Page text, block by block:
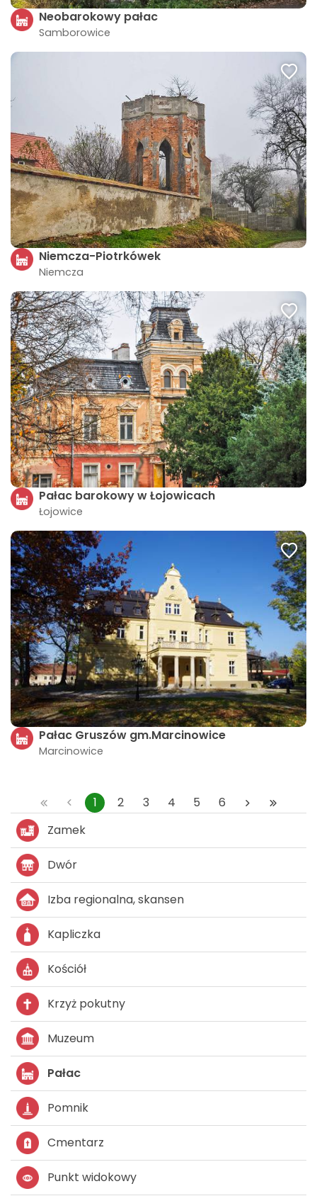
Neobarokowy pałac
Samborowice
Niemcza-Piotrkówek
Niemcza
Pałac barokowy w Łojowicach
Łojowice
Pałac Gruszów gm.Marcinowice
Marcinowice
1 2 3 4 5
6
Zamek
Dwór
Izba regionalna, skansen
Kapliczka
Kościół
Krzyż pokutny
Muzeum
Pałac
Pomnik
Cmentarz
Punkt widokowy